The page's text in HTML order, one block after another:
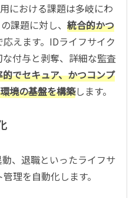
における課題は多岐にわ
課題に対し、 統合的かつ
応えます。IDライフサイク
付与と剥奪、詳細な監査
的でセキュア、かつコンプ
境の基盤を構築します。
、退職といったライフサ
理を自動化します。